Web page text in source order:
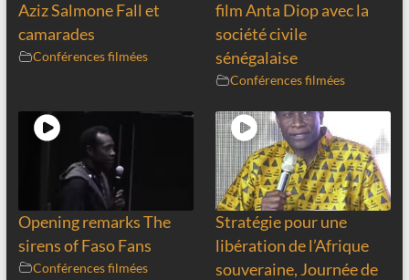
Aziz Salmone Fall et
camarades
Conférences filmées
film Anta Diop avec la
société civile
sénégalaise
Conférences filmées
Opening remarks The
sirens of Faso Fans
Conférences filmées
Stratégie pour une
libération de l’Afrique
souveraine, Journée de